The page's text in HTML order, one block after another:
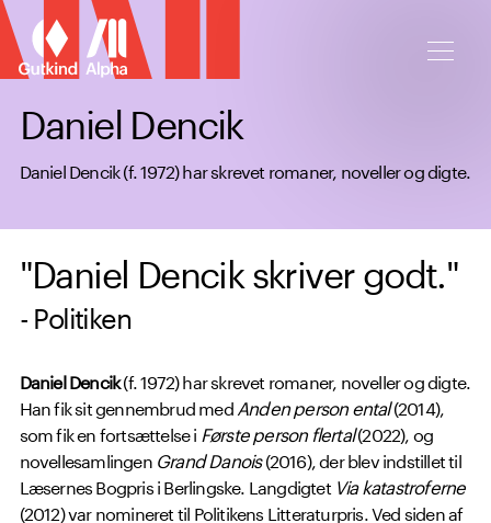
Spring til hovedindhold
Daniel Dencik
Daniel Dencik (f. 1972) har skrevet romaner, noveller og digte.
"Daniel Dencik skriver godt."
- Politiken
Daniel Dencik(f. 1972) har skrevet romaner, noveller og digte.
Han fik sit gennembrud medAnden person ental(2014),
som fik en fortsættelse i Første person flertal(2022), og
novellesamlingen Grand Danois(2016), der blev indstillet til
Læsernes Bogpris i Berlingske. Langdigtet Via katastroferne
(2012) var nomineret til Politikens Litteraturpris. Ved siden af